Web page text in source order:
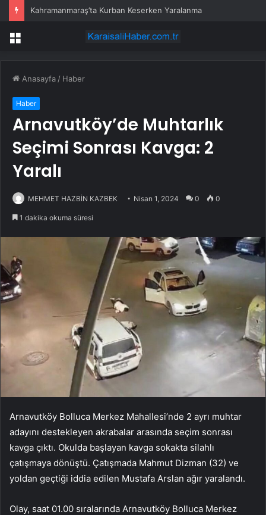
Kahramanmaraş’ta Kurban Keserken Yaralanma
Menü
Anasayfa / Haber
Haber
Arnavutköy’de Muhtarlık
Seçimi Sonrası Kavga: 2
Yaralı
MEHMET HAZBİN KAZBEK Nisan 1, 2024 0 0
1 dakika okuma süresi
Arnavutköy Bolluca Merkez Mahallesi’nde 2 ayrı muhtar
adayını destekleyen akrabalar arasında seçim sonrası
kavga çıktı. Okulda başlayan kavga sokakta silahlı
çatışmaya dönüştü. Çatışmada Mahmut Dizman (32) ve
yoldan geçtiği iddia edilen Mustafa Arslan ağır yaralandı.
Olay, saat 01.00 sıralarında Arnavutköy Bolluca Merkez